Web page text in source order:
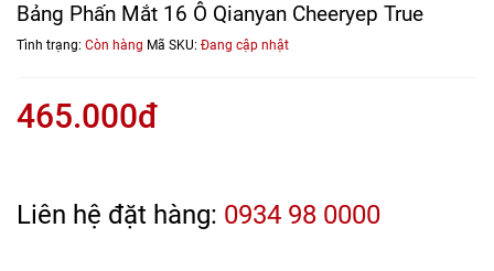
Bảng Phấn Mắt 16 Ô Qianyan Cheeryep True
Tình trạng: Còn hàng Mã SKU: Đang cập nhật
465.000đ
Liên hệ đặt hàng: 0934 98 0000